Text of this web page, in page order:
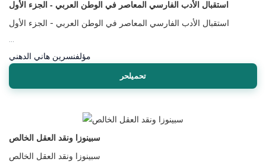
استقبال الأدب الفارسي المعاصر في الوطن العربي - الجزء الأول
استقبال الأدب الفارسي المعاصر في الوطن العربي - الجزء الأول
مؤلفنسرين هاني الدهني
تحميلحر
سبينوزا ونقد العقل الخالص
سبينوزا ونقد العقل الخالص